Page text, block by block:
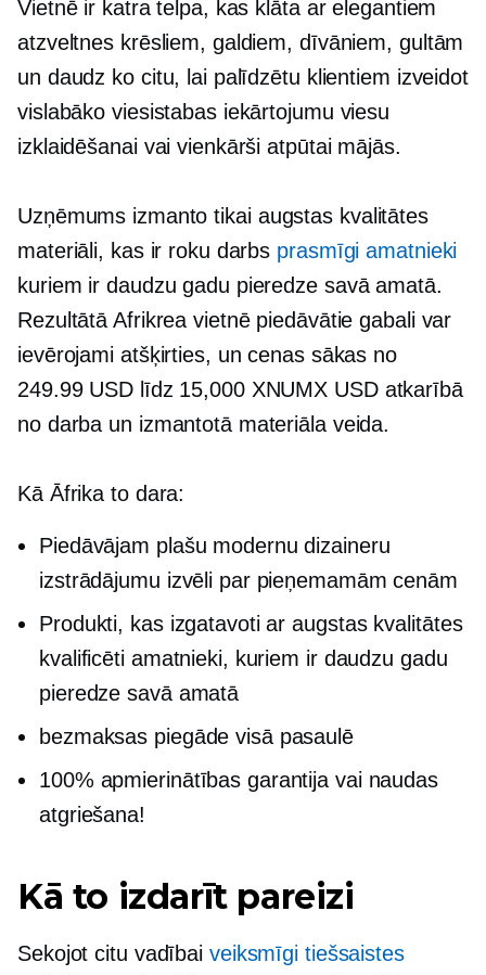
Vietnē ir katra telpa, kas klāta ar elegantiem
atzveltnes krēsliem, galdiem, dīvāniem, gultām
un daudz ko citu, lai palīdzētu klientiem izveidot
vislabāko viesistabas iekārtojumu viesu
izklaidēšanai vai vienkārši atpūtai mājās.
Uzņēmums izmanto tikai augstas kvalitātes
materiāli, kas ir roku darbs prasmīgi amatnieki
kuriem ir daudzu gadu pieredze savā amatā.
Rezultātā Afrikrea vietnē piedāvātie gabali var
ievērojami atšķirties, un cenas sākas no
249.99 USD līdz 15,000 XNUMX USD atkarībā
no darba un izmantotā materiāla veida.
Kā Āfrika to dara:
Piedāvājam plašu modernu dizaineru
izstrādājumu izvēli par pieņemamām cenām
Produkti, kas izgatavoti araugstas kvalitātes
kvalificēti amatnieki, kuriem ir daudzu gadu
pieredze savā amatā
bezmaksas piegāde visā pasaulē
100% apmierinātības garantija vai naudas
atgriešana!
Kā to izdarīt pareizi
Sekojot citu vadībai veiksmīgi tiešsaistes